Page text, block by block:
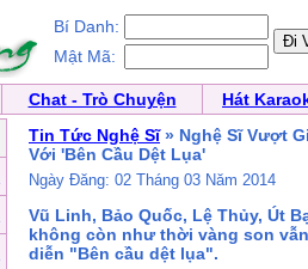
Bí Danh:
Mật Mã:
Chat - Trò Chuyện
Hát
Tin Tức Nghệ Sĩ» Nghệ Sĩ Vượt
Với 'Bên Cầu Dệt Lụa'
Ngày Đăng: 02 Tháng 03 Năm 2014
Vũ Linh, Bảo Quốc, Lệ Thủy, Út
không còn như thời vàng son
diễn "Bên cầu dệt lụa".